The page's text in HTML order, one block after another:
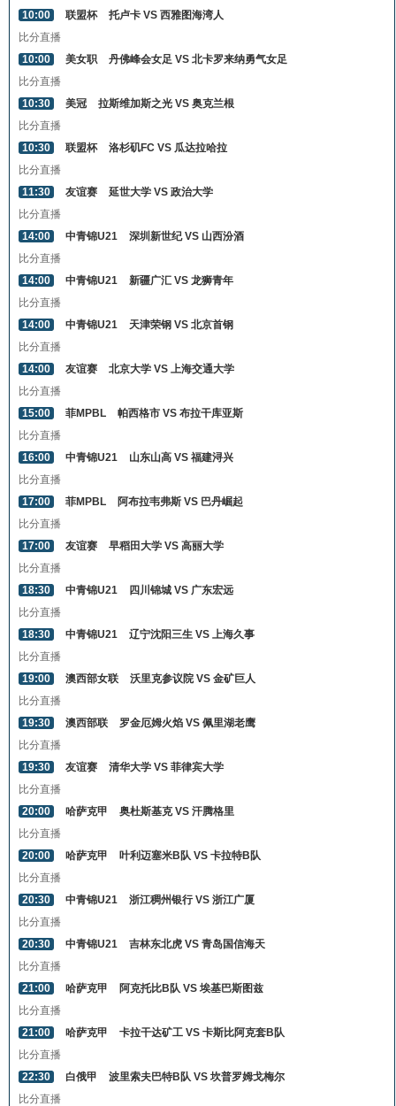
10:00
联盟杯
托卢卡 VS 西雅图海湾人
比分直播
10:00
美女职
丹佛峰会女足 VS 北卡罗来纳勇气女足
比分直播
10:30
美冠
拉斯维加斯之光 VS 奥克兰根
比分直播
10:30
联盟杯
洛杉矶FC VS 瓜达拉哈拉
比分直播
11:30
友谊赛
延世大学 VS 政治大学
比分直播
14:00
中青锦U21
深圳新世纪 VS 山西汾酒
比分直播
14:00
中青锦U21
新疆广汇 VS 龙狮青年
比分直播
14:00
中青锦U21
天津荣钢 VS 北京首钢
比分直播
14:00
友谊赛
北京大学 VS 上海交通大学
比分直播
15:00
菲MPBL
帕西格市 VS 布拉干库亚斯
比分直播
16:00
中青锦U21
山东山高 VS 福建浔兴
比分直播
17:00
菲MPBL
阿布拉韦弗斯 VS 巴丹崛起
比分直播
17:00
友谊赛
早稻田大学 VS 高丽大学
比分直播
18:30
中青锦U21
四川锦城 VS 广东宏远
比分直播
18:30
中青锦U21
辽宁沈阳三生 VS 上海久事
比分直播
19:00
澳西部女联
沃里克参议院 VS 金矿巨人
比分直播
19:30
澳西部联
罗金厄姆火焰 VS 佩里湖老鹰
比分直播
19:30
友谊赛
清华大学 VS 菲律宾大学
比分直播
20:00
哈萨克甲
奥杜斯基克 VS 汗腾格里
比分直播
20:00
哈萨克甲
叶利迈塞米B队 VS 卡拉特B队
比分直播
20:30
中青锦U21
浙江稠州银行 VS 浙江广厦
比分直播
20:30
中青锦U21
吉林东北虎 VS 青岛国信海天
比分直播
21:00
哈萨克甲
阿克托比B队 VS 埃基巴斯图兹
比分直播
21:00
哈萨克甲
卡拉干达矿工 VS 卡斯比阿克套B队
比分直播
22:30
白俄甲
波里索夫巴特B队 VS 坎普罗姆戈梅尔
比分直播